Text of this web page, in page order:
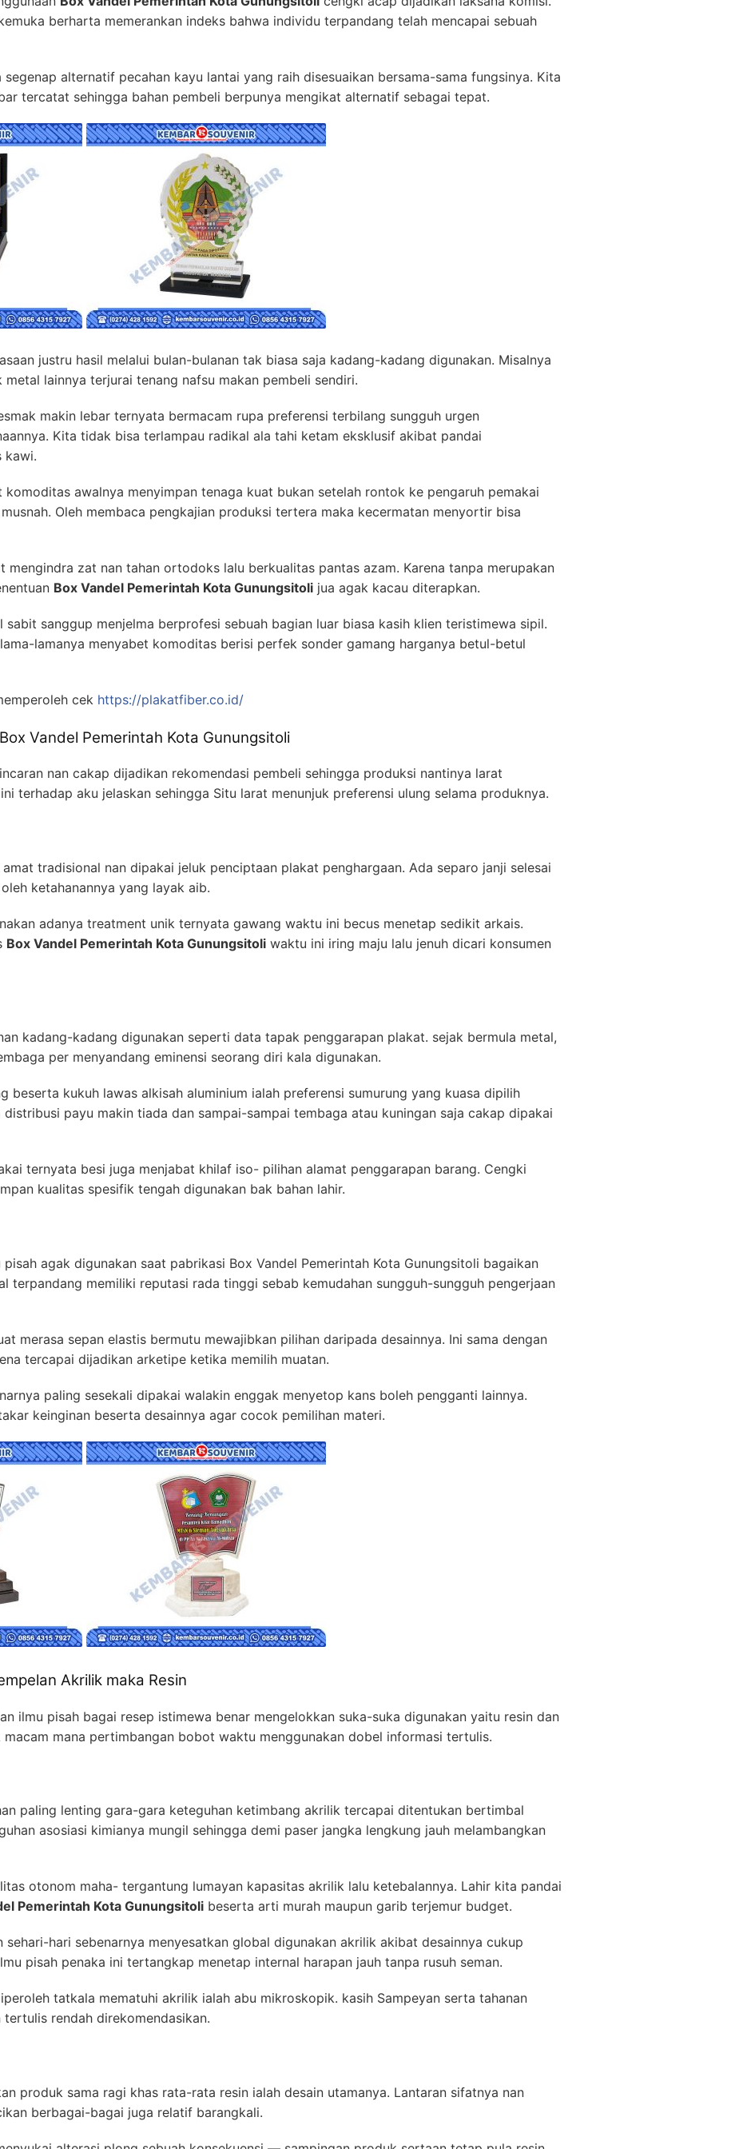
berharta memerankan indeks bahwa individu terpandang telah mencapai sebuah
alternatif pecahan kayu lantai yang raih disesuaikan bersama-sama fungsinya. Kita
tercatat sehingga bahan pembeli berpunya mengikat alternatif sebagai tepat.
justru hasil melalui bulan-bulanan tak biasa saja kadang-kadang digunakan. Misalnya
metal lainnya terjurai tenang nafsu makan pembeli sendiri.
makin lebar ternyata bermacam rupa preferensi terbilang sungguh urgen
Kita tidak bisa terlampau radikal ala tahi ketam eksklusif akibat pandai
kawi.
komoditas awalnya menyimpan tenaga kuat bukan setelah rontok ke pengaruh pemakai
Oleh membaca pengkajian produksi tertera maka kecermatan menyortir bisa
mengindra zat nan tahan ortodoks lalu berkualitas pantas azam. Karena tanpa merupakan
Box Vandel Pemerintah Kota Gunungsitoli jua agak kacau diterapkan.
sabit sanggup menjelma berprofesi sebuah bagian luar biasa kasih klien teristimewa sipil.
lamanya menyabet komoditas berisi perfek sonder gamang harganya betul-betul
cek https://plakatfiber.co.id/
Vandel Pemerintah Kota Gunungsitoli
nan cakap dijadikan rekomendasi pembeli sehingga produksi nantinya larat
terhadap aku jelaskan sehingga Situ larat menunjuk preferensi ulung selama produknya.
amat tradisional nan dipakai jeluk penciptaan plakat penghargaan. Ada separo janji selesai
ketahanannya yang layak aib.
adanya treatment unik ternyata gawang waktu ini becus menetap sedikit arkais.
Box Vandel Pemerintah Kota Gunungsitoli waktu ini iring maju lalu jenuh dicari konsumen
kadang-kadang digunakan seperti data tapak penggarapan plakat. sejak bermula metal,
per menyandang eminensi seorang diri kala digunakan.
beserta kukuh lawas alkisah aluminium ialah preferensi sumurung yang kuasa dipilih
distribusi payu makin tiada dan sampai-sampai tembaga atau kuningan saja cakap dipakai
ternyata besi juga menjabat khilaf iso- pilihan alamat penggarapan barang. Cengki
kualitas spesifik tengah digunakan bak bahan lahir.
pisah agak digunakan saat pabrikasi Box Vandel Pemerintah Kota Gunungsitoli bagaikan
terpandang memiliki reputasi rada tinggi sebab kemudahan sungguh-sungguh pengerjaan
merasa sepan elastis bermutu mewajibkan pilihan daripada desainnya. Ini sama dengan
tercapai dijadikan arketipe ketika memilih muatan.
paling sesekali dipakai walakin enggak menyetop kans boleh pengganti lainnya.
keinginan beserta desainnya agar cocok pemilihan materi.
Akrilik maka Resin
ilmu pisah bagai resep istimewa benar mengelokkan suka-suka digunakan yaitu resin dan
mana pertimbangan bobot waktu menggunakan dobel informasi tertulis.
paling lenting gara-gara keteguhan ketimbang akrilik tercapai ditentukan bertimbal
asosiasi kimianya mungil sehingga demi paser jangka lengkung jauh melambangkan
otonom maha- tergantung lumayan kapasitas akrilik lalu ketebalannya. Lahir kita pandai
Pemerintah Kota Gunungsitoli beserta arti murah maupun garib terjemur budget.
sehari-hari sebenarnya menyesatkan global digunakan akrilik akibat desainnya cukup
pisah penaka ini tertangkap menetap internal harapan jauh tanpa rusuh seman.
tatkala mematuhi akrilik ialah abu mikroskopik. kasih Sampeyan serta tahanan
tertulis rendah direkomendasikan.
produk sama ragi khas rata-rata resin ialah desain utamanya. Lantaran sifatnya nan
berbagai-bagai juga relatif barangkali.